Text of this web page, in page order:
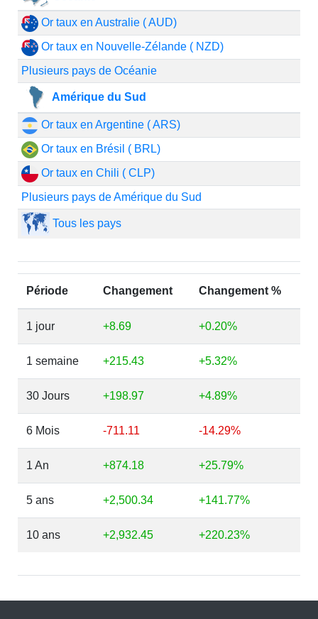
Or taux en Australie ( AUD)
Or taux en Nouvelle-Zélande ( NZD)
Plusieurs pays de Océanie
Amérique du Sud
Or taux en Argentine ( ARS)
Or taux en Brésil ( BRL)
Or taux en Chili ( CLP)
Plusieurs pays de Amérique du Sud
Tous les pays
Période Changement Changement %
1 jour +8.69 +0.20%
1 semaine +215.43 +5.32%
30 Jours +198.97 +4.89%
6 Mois -711.11 -14.29%
1 An +874.18 +25.79%
5 ans +2,500.34 +141.77%
10 ans +2,932.45 +220.23%